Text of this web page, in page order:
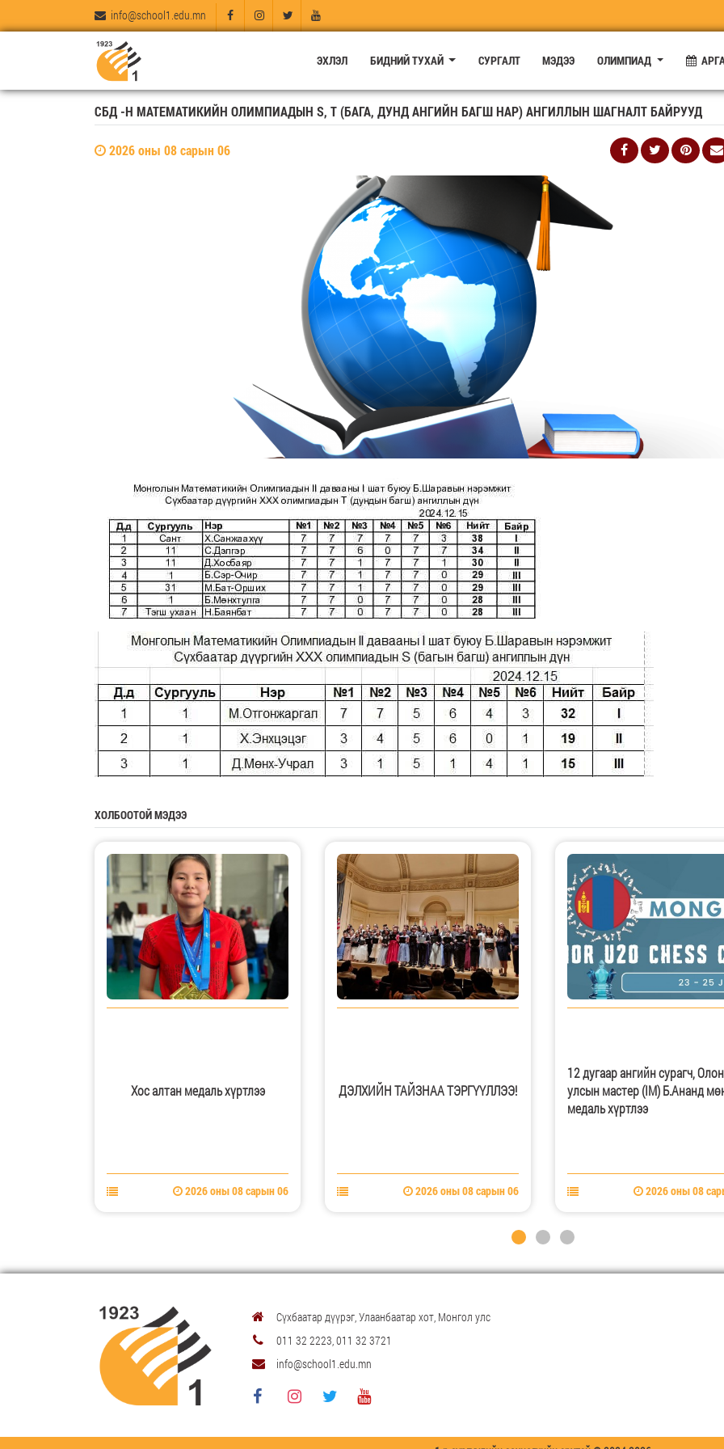
info@school1.edu.mn
ЭХЛЭЛ БИДНИЙ ТУХАЙ СУРГАЛТ МЭДЭЭ ОЛИМПИАД
СБД -Н МАТЕМАТИКИЙН ОЛИМПИАДЫН S, T (БАГА, ДУНД АНГИЙН БАГШ НАР) АНГИЛЛЫН ШАГНАЛТ БАЙРУУД
2026 оны 08 сарын 06
ХОЛБООТОЙ МЭДЭЭ
ДЭЛХИЙН ТАЙЗНАА ТЭРГҮҮЛЛЭЭ!
2026 оны 08 сарын 06
улсын мастер (IM) Б.Ананд мөнгөн
2026 оны 08 сарын 06
Жаутыковын нэрэмжит 22 дахь
удаагийн олимпиадаас
дүүрэн ирлээ
2026 оны 08
Сүхбаатар дүүрэг, Улаанбаатар хот, Монгол улс
011 32 2223, 011 32 3721
info@school1.edu.mn